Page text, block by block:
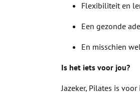
Flexibiliteit en
Een gezonde
En misschien
Is het iets voor jou?
Jazeker, Pilates is